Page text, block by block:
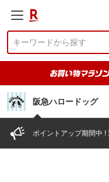
阪急ハロードッグ
ポイントアップ期間中